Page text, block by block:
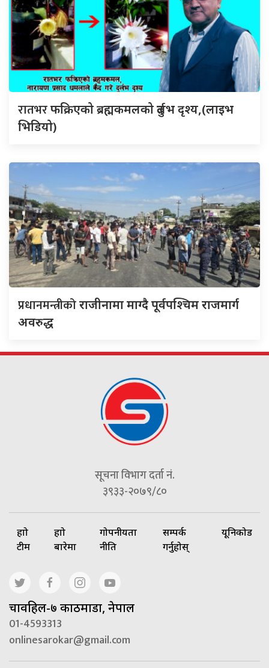
रातभरफक्रिएको ब्रह्मकमलको दुर्लभ दृश्य,(लाइभ
भिडियो)
प्रधानमन्त्रीकोराजीनामा माग्दै पूर्वपश्चिम राजमार्ग
अवरुद्ध
सूचना विभाग दर्ता नं.
३९३३-२०७९/८०
हाम्रो
टीम
हाम्रो
बारेमा
गोपनीयता
नीति
सम्पर्क
गर्नुहोस्
यूनिकोड
चावहिल-७ काठमाडौं, नेपाल
01-4593313
onlinesarokar@gmail.com